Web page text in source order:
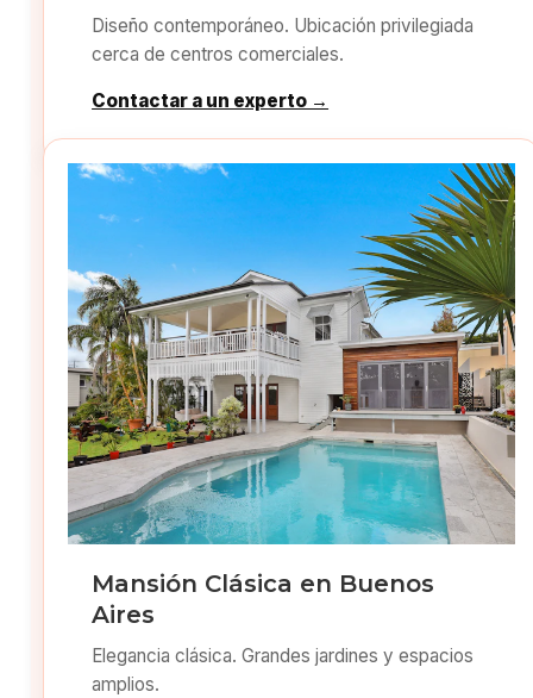
Diseño contemporáneo. Ubicación privilegiada
cerca de centros comerciales.
Contactar a un experto →
Mansión Clásica en Buenos
Aires
Elegancia clásica. Grandes jardines y espacios
amplios.